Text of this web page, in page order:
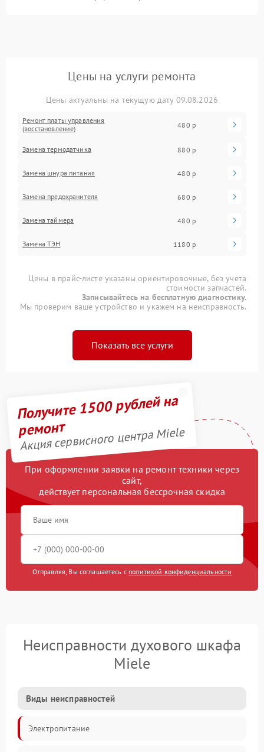
Цены на услуги ремонта
Цены актуальны на текущую дату 09.08.2026
Ремонт платы управления
(восстановление)
480 р
Замена термодатчика 880 р
Замена шнура питания 480 р
Замена предохранителя 680 р
Замена таймера 480 р
Замена ТЭН 1180 р
Цены в прайс-листе указаны ориентировочные, без учета
стоимости запчастей.
Записывайтесь на бесплатную диагностику.
Мы проверим ваше устройство и укажем на неисправность.
Показать все услуги
Получите 1500 рублей на
ремонт
Акция сервисного центра Miele
При оформлении заявки на ремонт техники через
сайт,
действует персональная бессрочная скидка
Отправляя, Вы соглашаетесь с политикой конфиденциальности
Неисправности духового шкафа
Miele
Виды неисправностей
Электропитание